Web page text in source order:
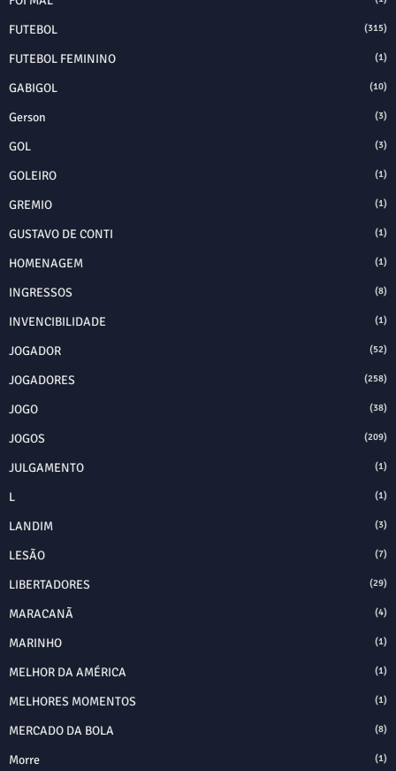
FUTEBOL (315)
FUTEBOL FEMININO (1)
GABIGOL (10)
Gerson (3)
GOL (3)
GOLEIRO (1)
GREMIO (1)
GUSTAVO DE CONTI (1)
HOMENAGEM (1)
INGRESSOS (8)
INVENCIBILIDADE (1)
JOGADOR (52)
JOGADORES (258)
JOGO (38)
JOGOS (209)
JULGAMENTO (1)
L (1)
LANDIM (3)
LESÃO (7)
LIBERTADORES (29)
MARACANÃ (4)
MARINHO (1)
MELHOR DA AMÉRICA (1)
MELHORES MOMENTOS (1)
MERCADO DA BOLA (8)
Morre (1)